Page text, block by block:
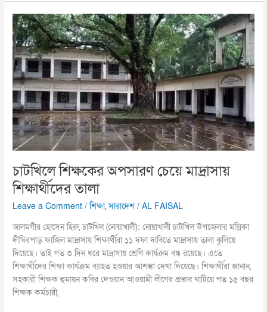
চাটখিলে শিক্ষকের অপসারণ চেয়ে মাদ্রাসায়
শিক্ষার্থীদের তালা
Leave a Comment /শিক্ষা,সারাদেশ /AL FAISAL
আলমগীর হোসেন হিরু, চাটখিল (নোয়াখালী): নোয়াখালী চাটখিল উপজেলার মল্লিকা
দীঘিরপাড় ফাজিল মাদ্রাসায় শিক্ষার্থীরা ১১ দফা দাবিতে মাদ্রাসায় তালা ঝুলিয়ে
দিয়েছে। তাই গত ৩ দিন ধরে মাদ্রাসায় শ্রেণি কার্যক্রম বন্ধ রয়েছে। এতে
শিক্ষার্থীদের শিক্ষা কার্যক্রম ব্যাহত হওয়ার আশঙ্কা দেখা দিয়েছে। শিক্ষার্থীরা জানান,
সহকারী শিক্ষক হুমায়ন কবির দেওয়ান আওয়ামী লীগের প্রভাব খাটিয়ে গত ১৫ বছর
শিক্ষক কর্মচারী,
চাটখিলে
শিক্ষকের
অপসারণ
চেয়ে
মাদ্রাসায়
শিক্ষার্থীদের
তালা